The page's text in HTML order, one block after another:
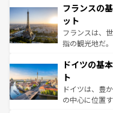
なお、新着の
しい。
文化が根付く
れる闘牛、そ
る。首都マド
アートに溢れ
せる。地方に
ンテンツ一覧
フランスの
ット
フランスは、
指の観光地だ
で、幅広い魅
聖堂、美しい
から魅了する
れ、フランス
ドイツの基
ト
ドイツは、豊
の中心に位置